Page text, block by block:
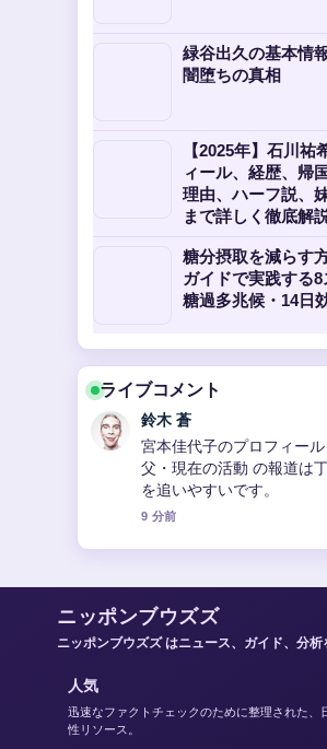
緑谷出久の基本情
闇堕ちの真相
【2025年】石川祐
ィール、経歴、帰
理由、ハーフ説、
まで詳しく徹底解
糖分摂取を減らす
ガイドで実践する8
糖過多兆候・14日
ライブコメント
鈴木 蒼
宮本佳代子のプロフィー
父・現在の活動 の報道は
を追いやすいです。
9 分前
ニッポンブウズズ
ニッポンブウズズ はニュース、ガイド、分
人気
迅速なファクトチェックのために整理された、
性リソース。